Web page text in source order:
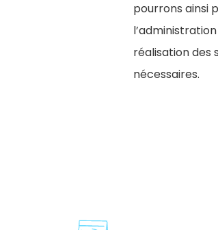
pourrons ainsi
réalisation des
nécessaires.